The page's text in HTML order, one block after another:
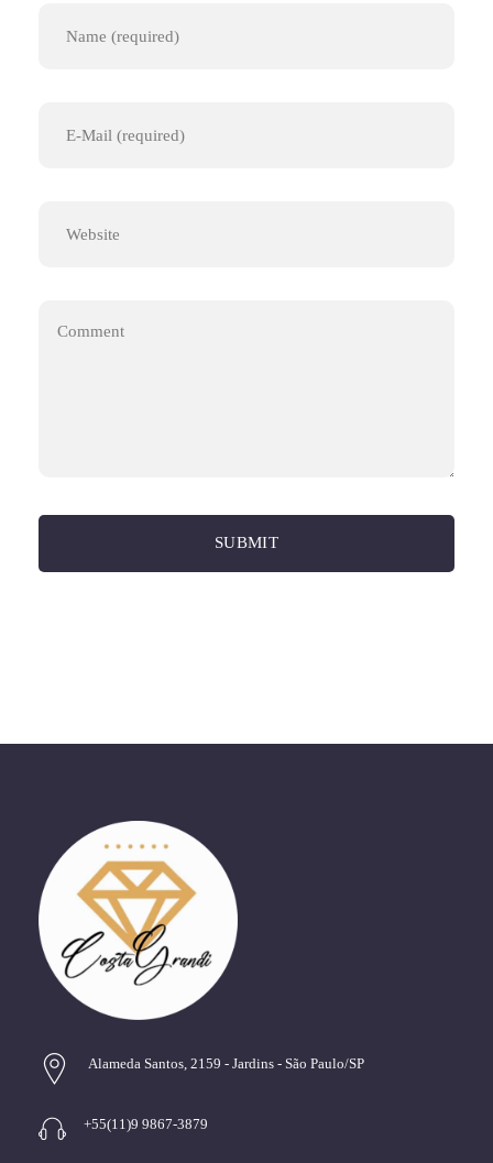
Alameda Santos, 2159 - Jardins - São Paulo/SP
+55(11)9 9867-3879